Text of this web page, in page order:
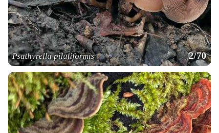
Psathyrella piluliformis 2/70